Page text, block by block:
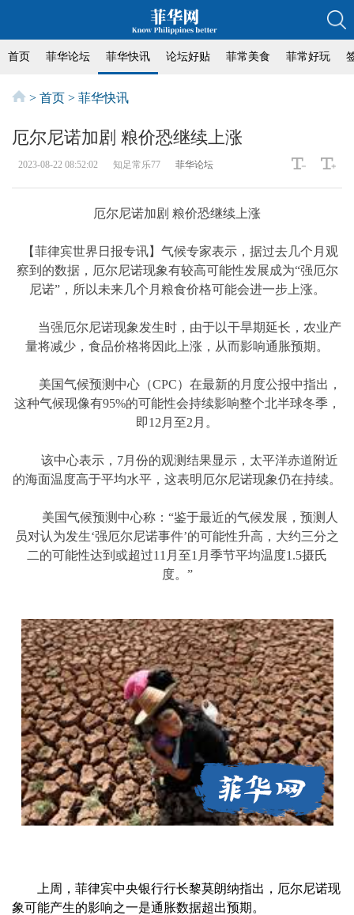
首页 菲华论坛 菲华快讯 论坛好贴 菲常美食 菲常好玩
> 首页 > 菲华快讯
厄尔尼诺加剧 粮价恐继续上涨
2023-08-22 08:52:02 知足常乐77 菲华论坛
厄尔尼诺加剧 粮价恐继续上涨
【菲律宾世界日报专讯】气候专家表示，据过去几个月观
察到的数据，厄尔尼诺现象有较高可能性发展成为“强厄尔
尼诺”，所以未来几个月粮食价格可能会进一步上涨。
当强厄尔尼诺现象发生时，由于以干旱期延长，农业产
量将减少，食品价格将因此上涨，从而影响通胀预期。
美国气候预测中心（CPC）在最新的月度公报中指出，
这种气候现像有95%的可能性会持续影响整个北半球冬季，
即12月至2月。
该中心表示，7月份的观测结果显示，太平洋赤道附近
的海面温度高于平均水平，这表明厄尔尼诺现象仍在持续。
美国气候预测中心称：“鉴于最近的气候发展，预测人
员对认为发生‘强厄尔尼诺事件’的可能性升高，大约三分之
二的可能性达到或超过11月至1月季节平均温度1.5摄氏
度。”
上周，菲律宾中央银行行长黎莫朗纳指出，厄尔尼诺现
象可能产生的影响之一是通胀数据超出预期。